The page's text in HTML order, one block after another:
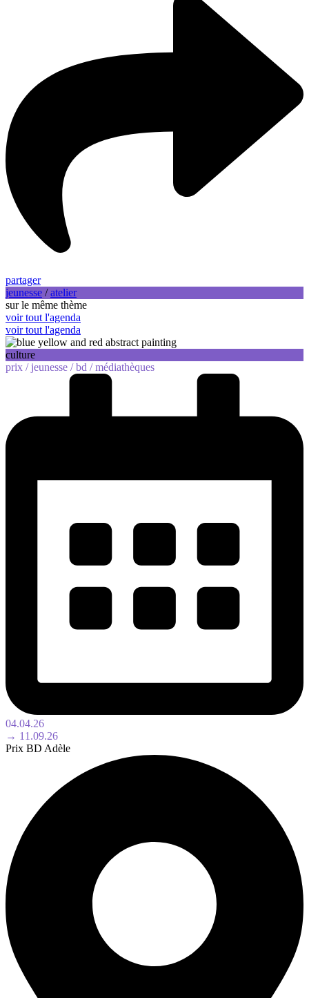
partager
jeunesse /atelier
sur le même thème
voir tout l'agenda
voir tout l'agenda
culture
prix /jeunesse /bd /médiathèques
04.04.26
→ 11.09.26
Prix BD Adèle